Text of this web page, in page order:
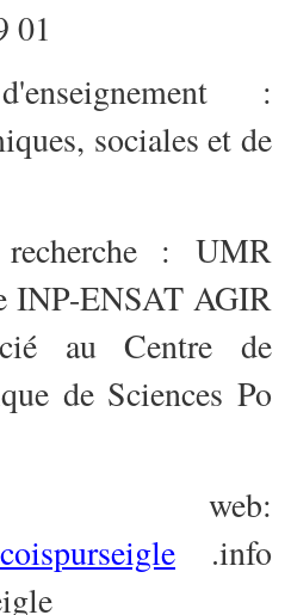
01
:
sociales et de
: UMR
INP-ENSAT AGIR
au Centre de
de Sciences Po
web:
.info